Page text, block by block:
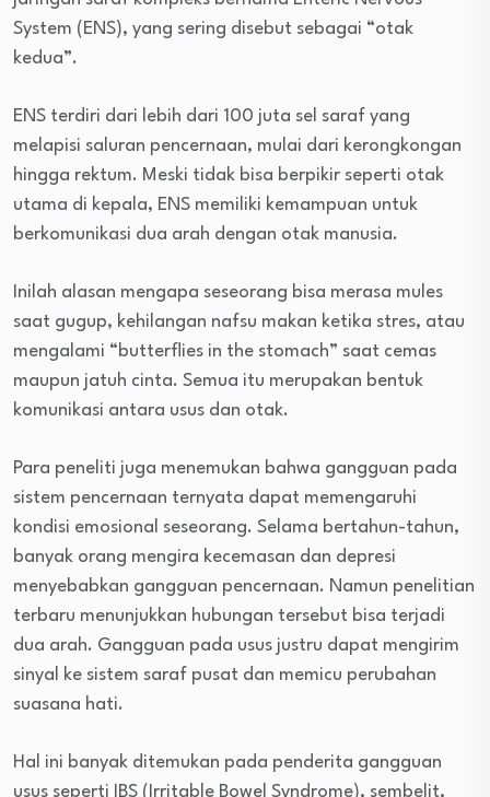
System (ENS), yang sering disebut sebagai “otak
kedua”.
ENS terdiri dari lebih dari 100 juta sel saraf yang
melapisi saluran pencernaan, mulai dari kerongkongan
hingga rektum. Meski tidak bisa berpikir seperti otak
utama di kepala, ENS memiliki kemampuan untuk
berkomunikasi dua arah dengan otak manusia.
Inilah alasan mengapa seseorang bisa merasa mules
saat gugup, kehilangan nafsu makan ketika stres, atau
mengalami “butterflies in the stomach” saat cemas
maupun jatuh cinta. Semua itu merupakan bentuk
komunikasi antara usus dan otak.
Para peneliti juga menemukan bahwa gangguan pada
sistem pencernaan ternyata dapat memengaruhi
kondisi emosional seseorang. Selama bertahun-tahun,
banyak orang mengira kecemasan dan depresi
menyebabkan gangguan pencernaan. Namun penelitian
terbaru menunjukkan hubungan tersebut bisa terjadi
dua arah. Gangguan pada usus justru dapat mengirim
sinyal ke sistem saraf pusat dan memicu perubahan
suasana hati.
Hal ini banyak ditemukan pada penderita gangguan
usus seperti IBS (Irritable Bowel Syndrome), sembelit,